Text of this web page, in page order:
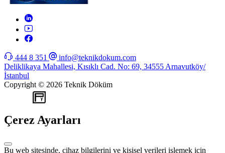
444 8 351
info@teknikdokum.com
Deliklikaya Mahallesi, Kısıklı Cad. No: 69, 34555 Arnavutköy/
İstanbul
Copyright © 2026 Teknik Döküm
Çerez Ayarları
Bu web sitesinde, cihaz bilgilerini ve kişisel verileri işlemek için